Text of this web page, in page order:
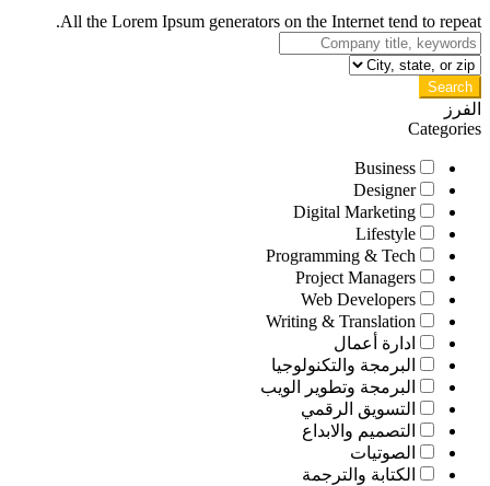
All the Lorem Ipsum generators on the Internet tend to repeat.
Search
الفرز
Categories
Business
Designer
Digital Marketing
Lifestyle
Programming & Tech
Project Managers
Web Developers
Writing & Translation
ادارة أعمال
البرمجة والتكنولوجيا
البرمجة وتطوير الويب
التسويق الرقمي
التصميم والابداع
الصوتيات
الكتابة والترجمة